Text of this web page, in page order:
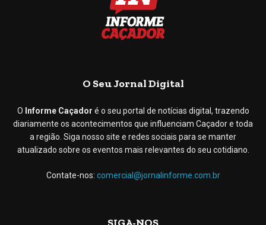
O Seu Jornal Digital
O Informe Caçador é o seu portal de notícias digital, trazendo
diariamente os acontecimentos que influenciam Caçador e toda
a região. Siga nosso site e redes sociais para se manter
atualizado sobre os eventos mais relevantes do seu cotidiano.
Contate-nos: comercial@jornalinforme.com.br
SIGA-NOS